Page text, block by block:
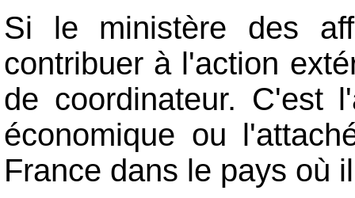
Si le ministère des
contribuer à l'action
de coordinateur. C'est
économique ou
France dans le pays où